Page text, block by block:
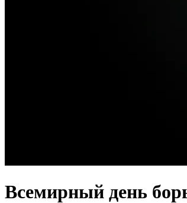
Всемирный день